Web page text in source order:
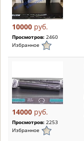
10000 руб.
Просмотров: 2460
Избранное
14000 руб.
Просмотров: 2253
Избранное